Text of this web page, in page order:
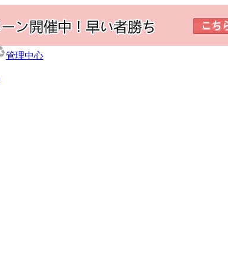
管理中心